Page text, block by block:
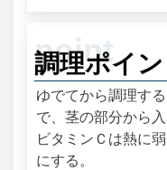
調理ポイン
ゆでてから調理す
で、茎の部分から
ビタミンＣは熱に
にする。